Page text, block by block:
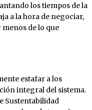
los tiempos de la
a la hora de negociar,
de lo que
estafar a los
integral del sistema.
Sustentabilidad